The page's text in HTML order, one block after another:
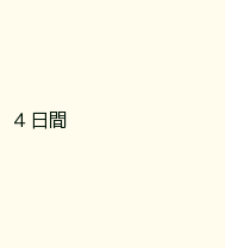
４日間